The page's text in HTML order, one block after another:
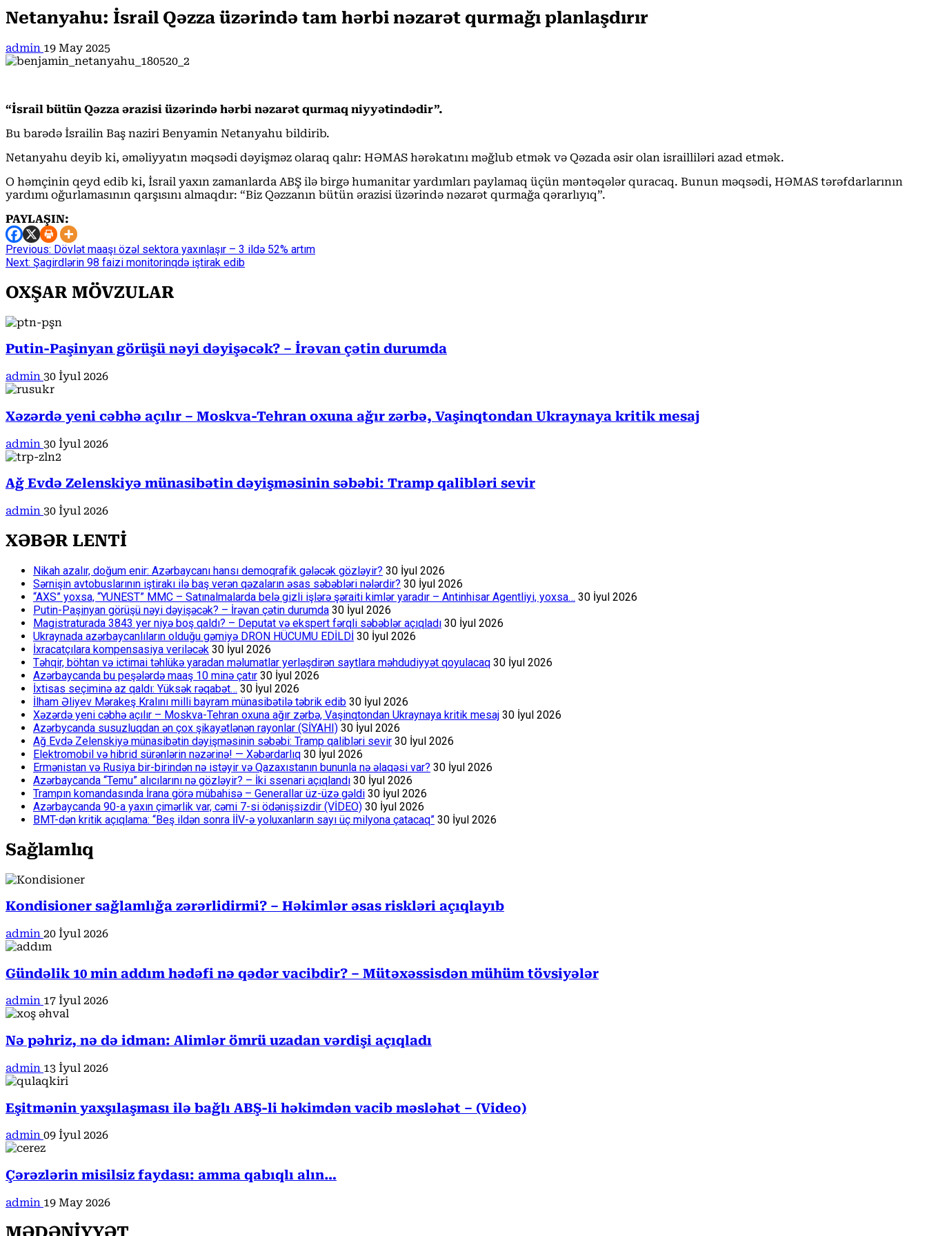
Netanyahu: İsrail Qəzza üzərində tam hərbi nəzarət qurmağı planlaşdırır
admin 19 May 2025
“İsrail bütün Qəzza ərazisi üzərində hərbi nəzarət qurmaq niyyətindədir”.
Bu barədə İsrailin Baş naziri Benyamin Netanyahu bildirib.
Netanyahu deyib ki, əməliyyatın məqsədi dəyişməz olaraq qalır: HƏMAS hərəkatını məğlub etmək və Qəzada əsir olan israilliləri azad etmək.
O həmçinin qeyd edib ki, İsrail yaxın zamanlarda ABŞ ilə birgə humanitar yardımları paylamaq üçün məntəqələr quracaq. Bunun məqsədi, HƏMAS tərəfdarlarının
yardımı oğurlamasının qarşısını almaqdır: “Biz Qəzzanın bütün ərazisi üzərində nəzarət qurmağa qərarlıyıq”.
PAYLAŞIN:
Continue
Reading
Previous: Dövlət maaşı özəl sektora yaxınlaşır – 3 ildə 52% artım
Next: Şagirdlərin 98 faizi monitorinqdə iştirak edib
OXŞAR MÖVZULAR
Putin-Paşinyan görüşü nəyi dəyişəcək? – İrəvan çətin durumda
admin 30 İyul 2026
Xəzərdə yeni cəbhə açılır – Moskva-Tehran oxuna ağır zərbə, Vaşinqtondan Ukraynaya kritik mesaj
admin 30 İyul 2026
Ağ Evdə Zelenskiyə münasibətin dəyişməsinin səbəbi: Tramp qalibləri sevir
admin 30 İyul 2026
XƏBƏR LENTİ
Nikah azalır, doğum enir: Azərbaycanı hansı demoqrafik gələcək gözləyir? 30 İyul 2026
Sərnişin avtobuslarının iştirakı ilə baş verən qəzaların əsas səbəbləri nələrdir? 30 İyul 2026
“AXS” yoxsa, “YUNEST” MMC – Satınalmalarda belə gizli işlərə şəraiti kimlər yaradır – Antinhisar Agentliyi, yoxsa… 30 İyul 2026
Putin-Paşinyan görüşü nəyi dəyişəcək? – İrəvan çətin durumda 30 İyul 2026
Magistraturada 3843 yer niyə boş qaldı? – Deputat və ekspert fərqli səbəblər açıqladı 30 İyul 2026
Ukraynada azərbaycanlıların olduğu gəmiyə DRON HÜCUMU EDİLDİ 30 İyul 2026
İxracatçılara kompensasiya veriləcək 30 İyul 2026
Təhqir, böhtan və ictimai təhlükə yaradan məlumatlar yerləşdirən saytlara məhdudiyyət qoyulacaq 30 İyul 2026
Azərbaycanda bu peşələrdə maaş 10 minə çatır 30 İyul 2026
İxtisas seçiminə az qaldı: Yüksək rəqabət… 30 İyul 2026
İlham Əliyev Mərakeş Kralını milli bayram münasibətilə təbrik edib 30 İyul 2026
Xəzərdə yeni cəbhə açılır – Moskva-Tehran oxuna ağır zərbə, Vaşinqtondan Ukraynaya kritik mesaj 30 İyul 2026
Azərbycanda susuzluqdan ən çox şikayətlənən rayonlar (SİYAHI) 30 İyul 2026
Ağ Evdə Zelenskiyə münasibətin dəyişməsinin səbəbi: Tramp qalibləri sevir 30 İyul 2026
Elektromobil və hibrid sürənlərin nəzərinə! — Xəbərdarlıq 30 İyul 2026
Ermənistan və Rusiya bir-birindən nə istəyir və Qazaxıstanın bununla nə əlaqəsi var? 30 İyul 2026
Azərbaycanda “Temu” alıcılarını nə gözləyir? – İki ssenari açıqlandı 30 İyul 2026
Trampın komandasında İrana görə mübahisə – Generallar üz-üzə gəldi 30 İyul 2026
Azərbaycanda 90-a yaxın çimərlik var, cəmi 7-si ödənişsizdir (VİDEO) 30 İyul 2026
BMT-dən kritik açıqlama: “Beş ildən sonra İİV-ə yoluxanların sayı üç milyona çatacaq” 30 İyul 2026
Sağlamlıq
Kondisioner sağlamlığa zərərlidirmi? – Həkimlər əsas riskləri açıqlayıb
admin 20 İyul 2026
Gündəlik 10 min addım hədəfi nə qədər vacibdir? – Mütəxəssisdən mühüm tövsiyələr
admin 17 İyul 2026
Nə pəhriz, nə də idman: Alimlər ömrü uzadan vərdişi açıqladı
admin 13 İyul 2026
Eşitmənin yaxşılaşması ilə bağlı ABŞ-li həkimdən vacib məsləhət – (Video)
admin 09 İyul 2026
Çərəzlərin misilsiz faydası: amma qabıqlı alın…
admin 19 May 2026